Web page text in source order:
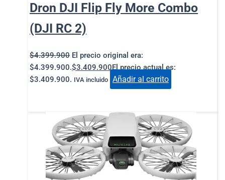
Dron DJI Flip Fly More Combo
(DJI RC 2)
$4.399.900 El precio original era:
$4.399.900.$3.409.900El precio actual es:
$3.409.900. IVA incluido Añadir al carrito